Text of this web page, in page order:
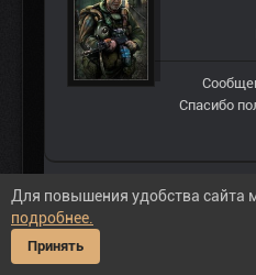
Спасибо
Ребята,
Для повышения удобства
подробнее.
Принять